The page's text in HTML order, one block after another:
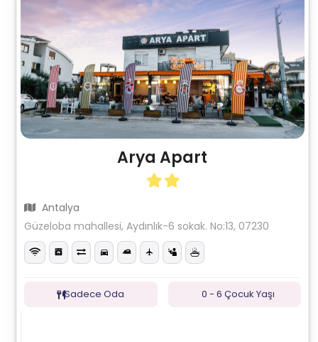
Arya Apart
Antalya
Güzeloba mahallesi, Aydınlık-6 sokak. No:13, 07230
Sadece Oda 0 - 6 Çocuk Yaşı